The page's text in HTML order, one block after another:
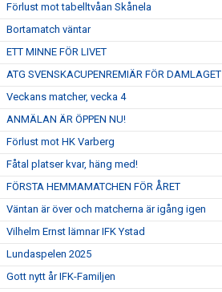
Förlust mot tabelltvåan Skånela
Bortamatch väntar
ETT MINNE FÖR LIVET
ATG SVENSKACUPENREMIÄR FÖR DAMLAGET
Veckans matcher, vecka 4
ANMÄLAN ÄR ÖPPEN NU!
Förlust mot HK Varberg
Fåtal platser kvar, häng med!
FÖRSTA HEMMAMATCHEN FÖR ÅRET
Väntan är över och matcherna är igång igen
Vilhelm Ernst lämnar IFK Ystad
Lundaspelen 2025
Gott nytt år IFK-Familjen